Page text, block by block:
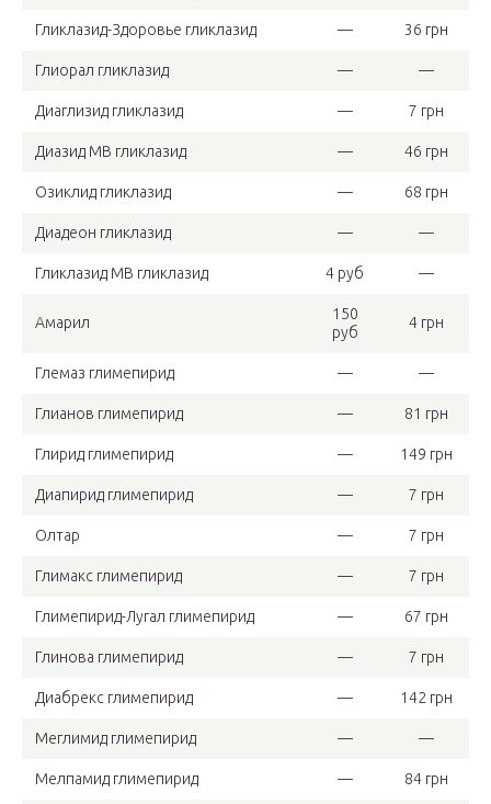
Гликлазид-Здоровье гликлазид — 36 грн
Глиорал гликлазид — —
Диаглизид гликлазид — 7 грн
Диазид МВ гликлазид — 46 грн
Озиклид гликлазид — 68 грн
Диадеон гликлазид — —
Гликлазид МВ гликлазид 4 руб —
Амарил
150
руб
4 грн
Глемаз глимепирид — —
Глианов глимепирид — 81 грн
Глирид глимепирид — 149 грн
Диапирид глимепирид — 7 грн
Олтар — 7 грн
Глимакс глимепирид — 7 грн
Глимепирид-Лугал глимепирид — 67 грн
Глинова глимепирид — 7 грн
Диабрекс глимепирид — 142 грн
Меглимид глимепирид — —
Мелпамид глимепирид — 84 грн